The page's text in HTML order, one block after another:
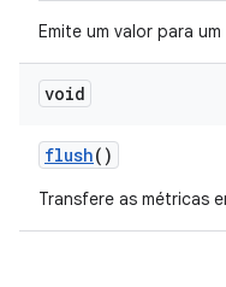
Emite um valor para
void
flush()
Transfere as métricas